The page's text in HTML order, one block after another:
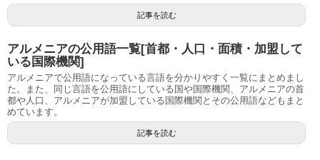
記事を読む
アルメニアの公用語一覧[首都・人口・面積・加盟して
いる国際機関]
アルメニアで公用語になっている言語を分かりやすく一覧にまとめまし
た。また、同じ言語を公用語にしている国や国際機関、アルメニアの首
都や人口、アルメニアが加盟している国際機関とその公用語などもまと
めています。
記事を読む